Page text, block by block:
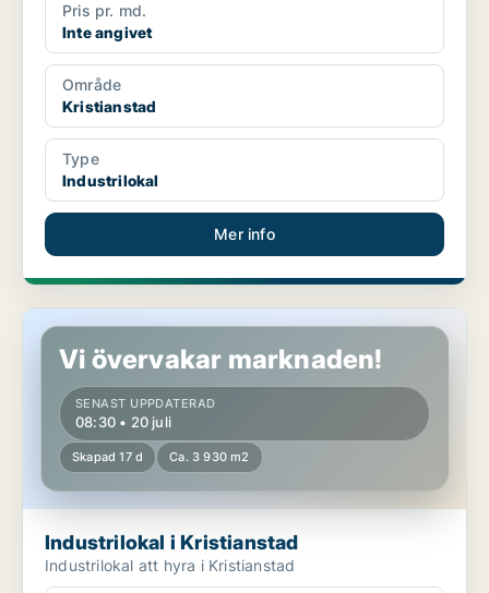
Pris pr. md.
Inte angivet
Område
Kristianstad
Type
Industrilokal
Mer info
Industrilokal i Kristianstad
Vi övervakar marknaden!
SENAST UPPDATERAD
08:30 • 20 juli
Skapad 17 d Ca. 3 930 m2
Industrilokal i Kristianstad
Industrilokal att hyra i Kristianstad